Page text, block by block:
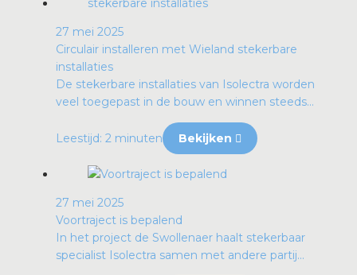
27 mei 2025
Circulair installeren met Wieland stekerbare
installaties
De stekerbare installaties van Isolectra worden
veel toegepast in de bouw en winnen steeds...
Leestijd: 2 minuten Bekijken
27 mei 2025
Voortraject is bepalend
In het project de Swollenaer haalt stekerbaar
specialist Isolectra samen met andere partij...